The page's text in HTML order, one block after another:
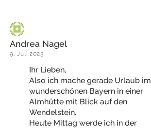
Andrea Nagel
9. Juli 2023
Ihr Lieben,
Also ich mache gerade Urlaub im
wunderschönen Bayern in einer
Almhütte mit Blick auf den
Wendelstein.
Heute Mittag werde ich in der